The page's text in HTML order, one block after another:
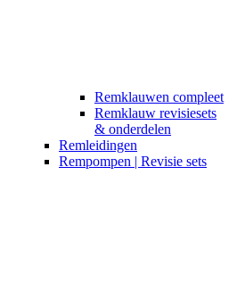
Remklauwen compleet
Remklauw revisiesets
& onderdelen
Remleidingen
Rempompen | Revisie sets